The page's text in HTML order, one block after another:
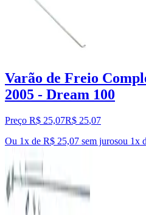
Varão de Freio
2005 - Dream 100
Preço R$ 25,07R$ 25,07
Ou 1x de R$ 25,07 sem jurosou 1x